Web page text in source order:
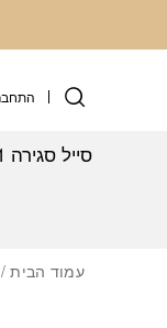
סייל סגירה 1+1
עמוד הבית/